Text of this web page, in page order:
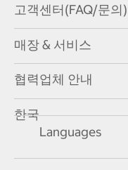
고객센터(FAQ/문의)
매장 & 서비스
협력업체 안내
한국
Languages